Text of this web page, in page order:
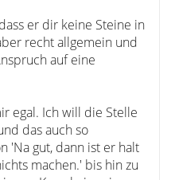
er dir keine Steine in
recht allgemein und
auf eine
egal. Ich will die Stelle
das auch so
'Na gut, dann ist er halt
machen.' bis hin zu